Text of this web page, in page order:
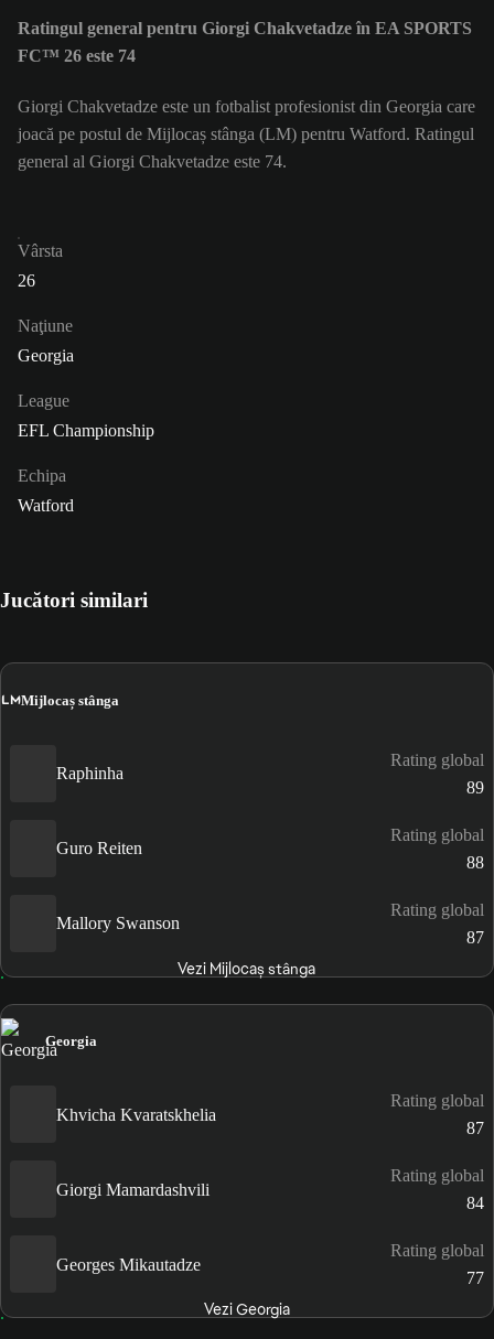
Ratingul general pentru Giorgi Chakvetadze în EA SPORTS
FC™ 26 este 74
Giorgi Chakvetadze este un fotbalist profesionist din Georgia care
joacă pe postul de Mijlocaș stânga (LM) pentru Watford. Ratingul
general al Giorgi Chakvetadze este 74.
Vârsta
26
Naţiune
Georgia
League
EFL Championship
Echipa
Watford
Jucători similari
LMMijlocaș stânga
Raphinha
Rating global
89
Guro Reiten
Rating global
88
Mallory Swanson
Rating global
87
Vezi Mijlocaș stânga
Georgia
Khvicha Kvaratskhelia
Rating global
87
Giorgi Mamardashvili
Rating global
84
Georges Mikautadze
Rating global
77
Vezi Georgia